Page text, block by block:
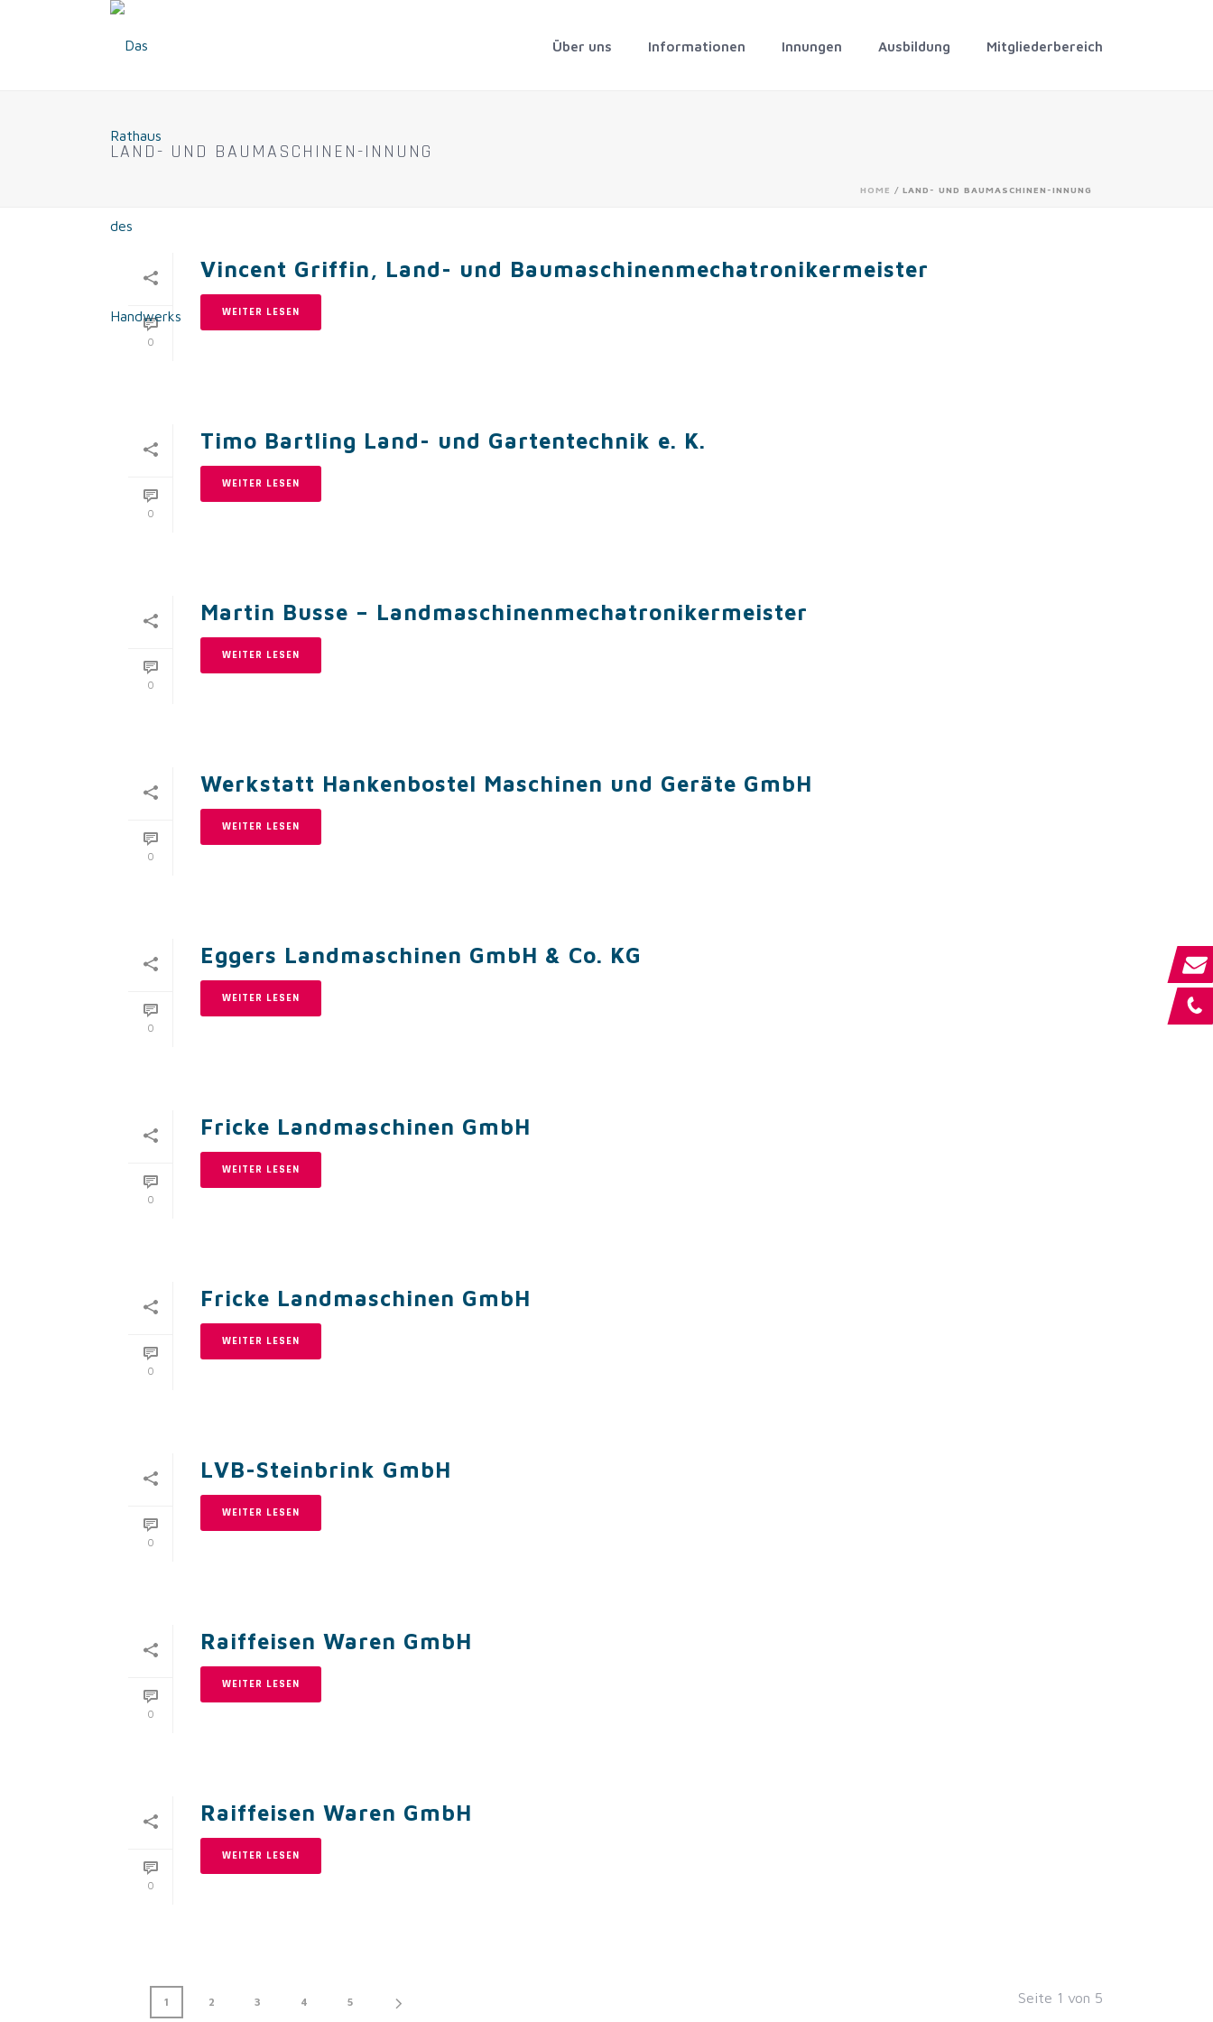
Über uns Informationen Innungen Ausbildung Mitgliederbereich
LAND- UND BAUMASCHINEN-INNUNG
HOME / LAND- UND BAUMASCHINEN-INNUNG
0
Vincent Griffin, Land- und Baumaschinenmechatronikermeister
WEITER LESEN
0
Timo Bartling Land- und Gartentechnik e. K.
WEITER LESEN
0
Martin Busse – Landmaschinenmechatronikermeister
WEITER LESEN
0
Werkstatt Hankenbostel Maschinen und Geräte GmbH
WEITER LESEN
0
Eggers Landmaschinen GmbH & Co. KG
WEITER LESEN
0
Fricke Landmaschinen GmbH
WEITER LESEN
0
Fricke Landmaschinen GmbH
WEITER LESEN
0
LVB-Steinbrink GmbH
WEITER LESEN
0
Raiffeisen Waren GmbH
WEITER LESEN
0
Raiffeisen Waren GmbH
WEITER LESEN
1 2 3 4 5 Seite 1 von 5